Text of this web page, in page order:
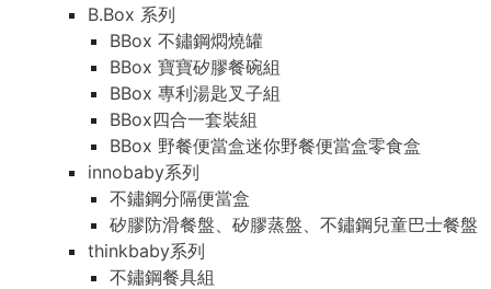
B.Box 系列
BBox 不鏽鋼燜燒罐
BBox 寶寶矽膠餐碗組
BBox 專利湯匙叉子組
BBox四合一套裝組
BBox 野餐便當盒迷你野餐便當盒零食盒
innobaby系列
不鏽鋼分隔便當盒
矽膠防滑餐盤、矽膠蒸盤、不鏽鋼兒童巴士餐盤
thinkbaby系列
不鏽鋼餐具組